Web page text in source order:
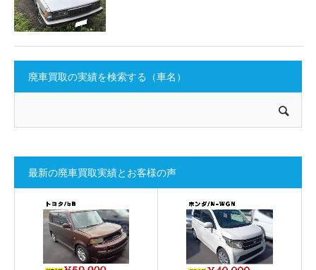
廃車買取の実績を検索する（車名）
最新の廃車買取実績とお客様の声